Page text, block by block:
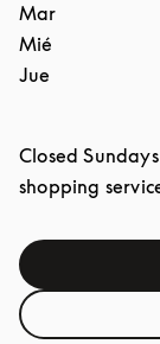
Mar
Mié
Jue
Closed
shopping